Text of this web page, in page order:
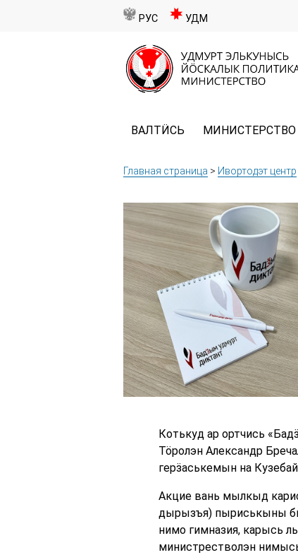
РУС УДМ
ВАЛТӤСЬ МИНИСТЕРСТВО
Главная страница > Ивортодэт центр
Котькуд ар ортчись
Тӧролэн Александр
герӟаськемын на
Акцие вань мылкыд
дырызъя) пыриськыны
нимо гимназия, карысь
министрестволэн